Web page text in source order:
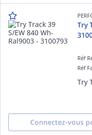
Try
Réf
Réf
Connectez-vous